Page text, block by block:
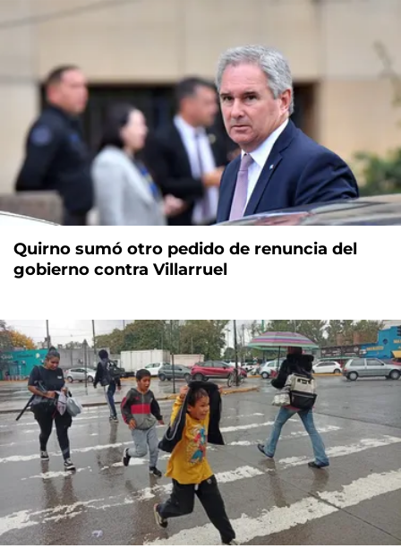
Quirno sumó otro pedido de renuncia del
gobierno contra Villarruel